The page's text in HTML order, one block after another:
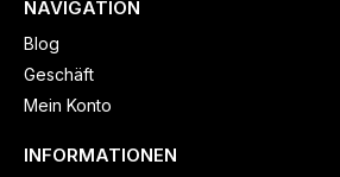
NAVIGATION
Blog
Geschäft
Mein Konto
INFORMATIONEN